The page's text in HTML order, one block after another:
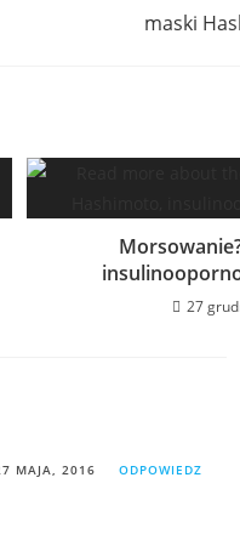
maski
27
MAJA, 2016 ODPOWIEDZ